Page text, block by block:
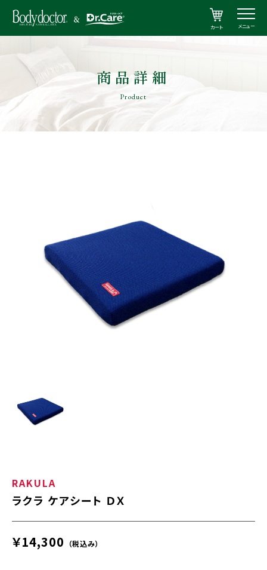
カート メニュー
商品詳細
Product
RAKULA
ラクラ ケアシート ＤＸ
￥14,300 （税込み）